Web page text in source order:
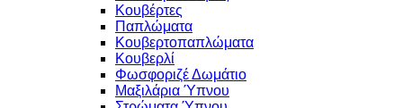
Κουβέρτες
Παπλώματα
Κουβερτοπαπλώματα
Κουβερλί
Φωσφοριζέ Δωμάτιο
Μαξιλάρια Ύπνου